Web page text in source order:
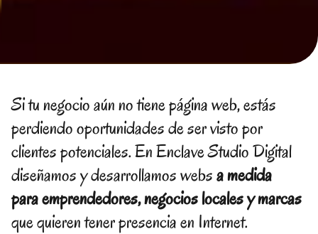
Si tu negocio aún no tiene página web, estás
perdiendo oportunidades de ser visto por
clientes potenciales. En Enclave Studio Digital
diseñamos y desarrollamos websa medida
para emprendedores, negocios locales y marcas
que quieren tener presencia en Internet.